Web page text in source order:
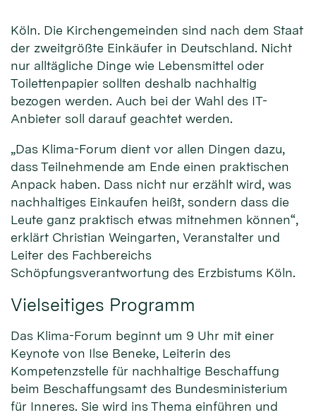
Köln. Die Kirchengemeinden sind nach dem Staat
der zweitgrößte Einkäufer in Deutschland. Nicht
nur alltägliche Dinge wie Lebensmittel oder
Toilettenpapier sollten deshalb nachhaltig
bezogen werden. Auch bei der Wahl des IT-
Anbieter soll darauf geachtet werden.
„Das Klima-Forum dient vor allen Dingen dazu,
dass Teilnehmende am Ende einen praktischen
Anpack haben. Dass nicht nur erzählt wird, was
nachhaltiges Einkaufen heißt, sondern dass die
Leute ganz praktisch etwas mitnehmen können“,
erklärt Christian Weingarten, Veranstalter und
Leiter des Fachbereichs
Schöpfungsverantwortung des Erzbistums Köln.
Vielseitiges Programm
Das Klima-Forum beginnt um 9 Uhr mit einer
Keynote von Ilse Beneke, Leiterin des
Kompetenzstelle für nachhaltige Beschaffung
beim Beschaffungsamt des Bundesministerium
für Inneres. Sie wird ins Thema einführen und